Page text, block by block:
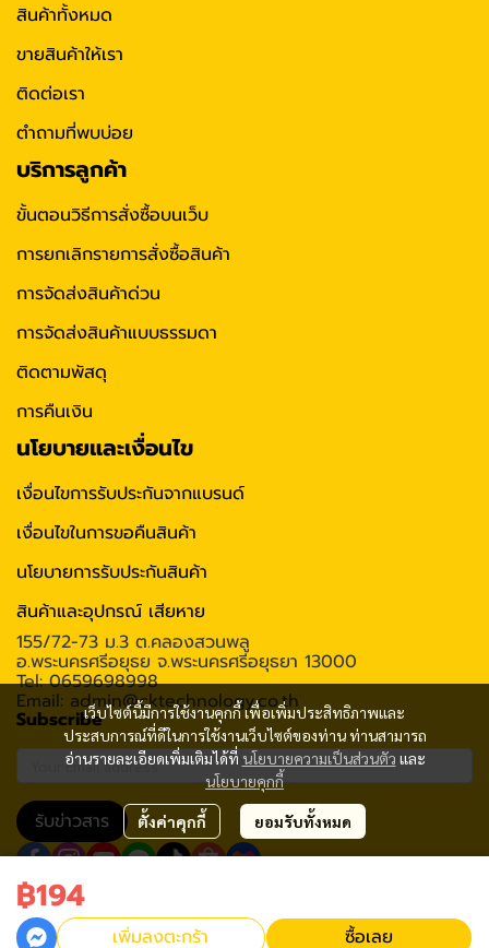
฿194
เพิ่มลงตะกร้า ซื้อเลย
เว็บไซต์นี้มีการใช้งานคุกกี้ เพื่อเพิ่มประสิทธิภาพและ
ประสบการณ์ที่ดีในการใช้งานเว็บไซต์ของท่าน ท่านสามารถ
อ่านรายละเอียดเพิ่มเติมได้ที่ นโยบายความเป็นส่วนตัว และ
นโยบายคุกกี้
ตั้งค่าคุกกี้ ยอมรับทั้งหมด
สินค้าทั้งหมด
ขายสินค้าให้เรา
ติดต่อเรา
ตำถามที่พบบ่อย
บริการลูกค้า
ขั้นตอนวิธีการสั่งซื้อบนเว็บ
การยกเลิกรายการสั่งซื้อสินค้า
การจัดส่งสินค้าด่วน
การจัดส่งสินค้าแบบธรรมดา
ติดตามพัสดุ
การคืนเงิน
นโยบายและเงื่อนไข
เงื่อนไขการรับประกันจากแบรนด์
เงื่อนไขในการขอคืนสินค้า
นโยบายการรับประกันสินค้า
สินค้าและอุปกรณ์ เสียหาย
155/72-73 ม.3 ต.คลองสวนพลู
อ.พระนครศรีอยุธย จ.พระนครศรีอยุธยา 13000
Tel: 0659698998
Email: admin@cktechnology.co.th
Subscribe
รับข่าวสาร
2020 C.K.Technology (Thailand) Co., Ltd All rights reserved